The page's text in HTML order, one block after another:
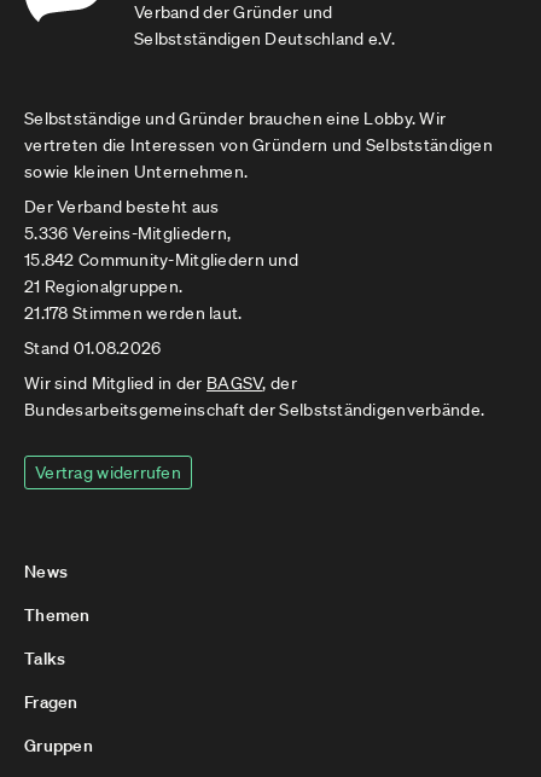
Verband der Gründer und
Selbstständigen Deutschland e.V.
Selbstständige und Gründer brauchen eine Lobby. Wir
vertreten die Interessen von Gründern und Selbstständigen
sowie kleinen Unternehmen.
Der Verband besteht aus
5.336 Vereins-Mitgliedern,
15.842 Community-Mitgliedern und
21 Regionalgruppen.
21.178 Stimmen werden laut.
Stand 01.08.2026
Wir sind Mitglied in der BAGSV, der
Bundesarbeitsgemeinschaft der Selbstständigenverbände.
Vertrag widerrufen
News
Themen
Talks
Fragen
Gruppen